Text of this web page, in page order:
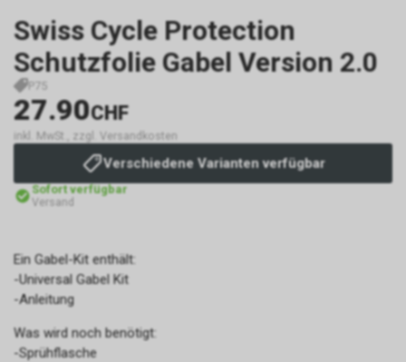
Swiss Cycle Protection
Schutzfolie Gabel Version 2.0
P75
27.90CHF
inkl. MwSt., zzgl. Versandkosten
Verschiedene Varianten verfügbar
Sofort verfügbar
Versand
Ein Gabel-Kit enthält:
-Universal Gabel Kit
-Anleitung
Was wird noch benötigt:
-Sprühflasche